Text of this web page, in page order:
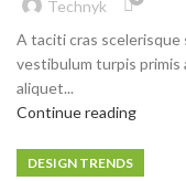
Technyk
A taciti cras scelerisque
vestibulum turpis primis
aliquet...
Continue reading
DESIGN TRENDS